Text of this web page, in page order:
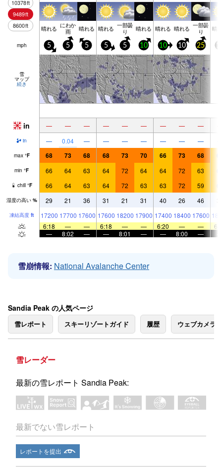
10378ft
9489ft
8600ft 晴れる にわか
雨 晴れる 晴れる 一部曇
り 晴れる 晴れる 晴れる 一部曇
り 晴
mph 5 5 5 5 5 10 10 10 25
雪
マップ
続き
in — — — — — — — — —
in — 0.04 — — — — — — —
max °F 68 73 68 68 73 70 66 73 68
min °F 66 64 63 64 72 64 64 72 63
chill °F 66 64 63 64 72 63 63 72 59
湿度の高い % 29 21 36 31 21 31 40 26 46
凍結高度 ft 17200 17700 17600 17600 18200 17900 17400 18400 17600
6:18
— — 6:18 — — 6:20 — —
—
8:02 — — 8:01 — — 8:00 —
雪崩情報: National Avalanche Center
Sandia Peak の人気ページ
雪レポート スキーリゾートガイド 履歴 ウェブカメラ
雪レーダー
最新の雪レポート Sandia Peak:
最新でない雪レポート
レポートを提出